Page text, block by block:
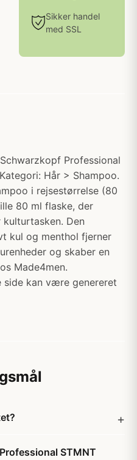
Sikker handel
med SSL
Professional
Hår > Shampoo.
i rejsestørrelse (80
80 ml flaske, der
kulturtasken. Den
kul og menthol fjerner
og skaber en
Made4men.
side kan være genereret
STMNT